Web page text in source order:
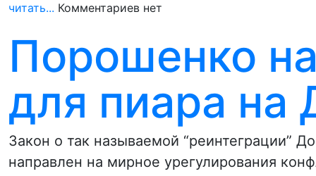
читать... Комментариев нет
Порошенко
для пиара на
Закон о так называемой “реинтеграции”
направлен на мирное урегулирования